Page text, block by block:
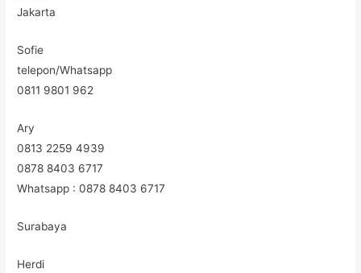
Jakarta
Sofie
telepon/Whatsapp
0811 9801 962
Ary
0813 2259 4939
0878 8403 6717
Whatsapp : 0878 8403 6717
Surabaya
Herdi